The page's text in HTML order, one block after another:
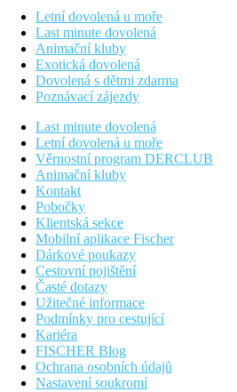
Letní dovolená u moře
Last minute dovolená
Animační kluby
Exotická dovolená
Dovolená s dětmi zdarma
Poznávací zájezdy
Last minute dovolená
Letní dovolená u moře
Věrnostní program DERCLUB
Animační kluby
Kontakt
Pobočky
Klientská sekce
Mobilní aplikace Fischer
Dárkové poukazy
Cestovní pojištění
Časté dotazy
Užitečné informace
Podmínky pro cestující
Kariéra
FISCHER Blog
Ochrana osobních údajů
Nastavení soukromí